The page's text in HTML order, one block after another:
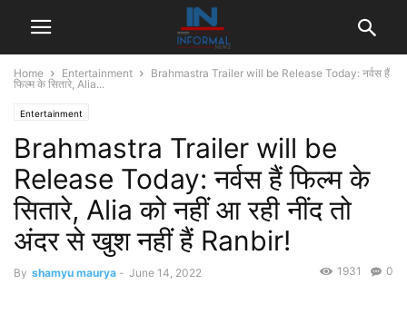
Home Entertainment
Brahmastra Trailer will be Release Today: नर्वस हैं
फिल्म के सितारे, Alia...
Entertainment
Brahmastra Trailer will be
Release Today: नर्वस हैं फिल्म के
सितारे, Alia को नहीं आ रही नींद तो
अंदर से खुश नहीं हैं Ranbir!
By shamyu maurya - June 14, 2022 0
1931